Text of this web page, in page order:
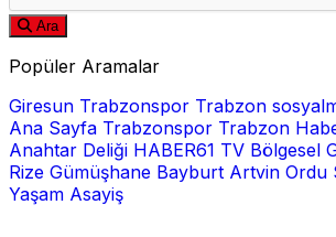
Ara
Popüler Aramalar
Giresun Trabzonspor Trabzon
Ana Sayfa Trabzonspor Trabzon
Anahtar Deliği HABER61 TV Bölgesel
Rize Gümüşhane Bayburt Artvin Ordu
Yaşam Asayiş